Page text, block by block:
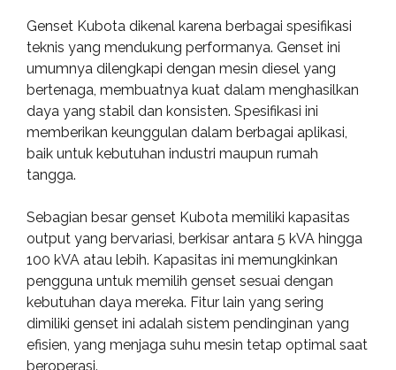
Genset Kubota dikenal karena berbagai spesifikasi
teknis yang mendukung performanya. Genset ini
umumnya dilengkapi dengan mesin diesel yang
bertenaga, membuatnya kuat dalam menghasilkan
daya yang stabil dan konsisten. Spesifikasi ini
memberikan keunggulan dalam berbagai aplikasi,
baik untuk kebutuhan industri maupun rumah
tangga.
Sebagian besar genset Kubota memiliki kapasitas
output yang bervariasi, berkisar antara 5 kVA hingga
100 kVA atau lebih. Kapasitas ini memungkinkan
pengguna untuk memilih genset sesuai dengan
kebutuhan daya mereka. Fitur lain yang sering
dimiliki genset ini adalah sistem pendinginan yang
efisien, yang menjaga suhu mesin tetap optimal saat
beroperasi.